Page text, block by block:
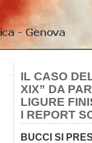
IL CASO
XIX” DA
LIGURE
I REPORT
BUCCI SI